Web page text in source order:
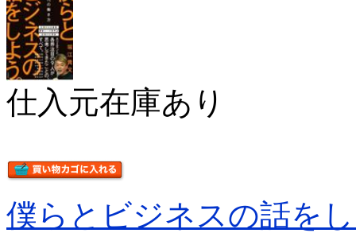
仕入元在庫あり
僕らとビジネスの話を